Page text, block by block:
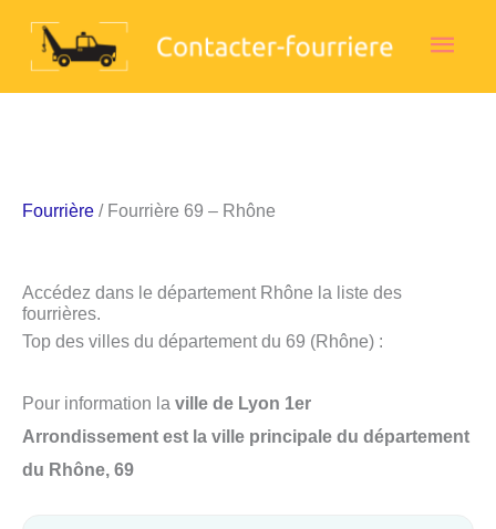
Fourrière / Fourrière 69 – Rhône
Accédez dans le département Rhône la liste des
fourrières.
Top des villes du département du 69 (Rhône) :
Pour information la ville de Lyon 1er
Arrondissement est la ville principale du département
du Rhône, 69